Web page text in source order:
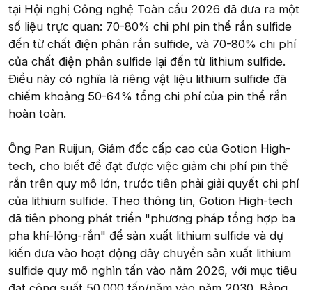
tại Hội nghị Công nghệ Toàn cầu 2026 đã đưa ra một
số liệu trực quan: 70-80% chi phí pin thể rắn sulfide
đến từ chất điện phân rắn sulfide, và 70-80% chi phí
của chất điện phân sulfide lại đến từ lithium sulfide.
Điều này có nghĩa là riêng vật liệu lithium sulfide đã
chiếm khoảng 50-64% tổng chi phí của pin thể rắn
hoàn toàn.
Ông Pan Ruijun, Giám đốc cấp cao của Gotion High-
tech, cho biết để đạt được việc giảm chi phí pin thể
rắn trên quy mô lớn, trước tiên phải giải quyết chi phí
của lithium sulfide. Theo thông tin, Gotion High-tech
đã tiên phong phát triển "phương pháp tổng hợp ba
pha khí-lỏng-rắn" để sản xuất lithium sulfide và dự
kiến đưa vào hoạt động dây chuyền sản xuất lithium
sulfide quy mô nghìn tấn vào năm 2026, với mục tiêu